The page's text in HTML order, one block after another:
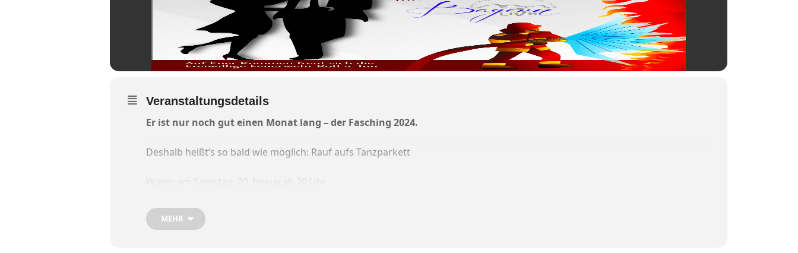
Veranstaltungsdetails
Er ist nur noch gut einen Monat lang – der Fasching 2024.
Deshalb heißt’s so bald wie möglich: Rauf aufs Tanzparkett
Wann: am Samstag, 20. Januar,ab 20 Uhr
Wo: beim großen Feuerwehrball in Rott, beim Stechl-Wirt im Saal
MEHR